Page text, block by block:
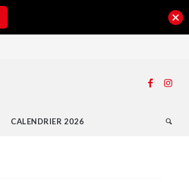
CALENDRIER 2026